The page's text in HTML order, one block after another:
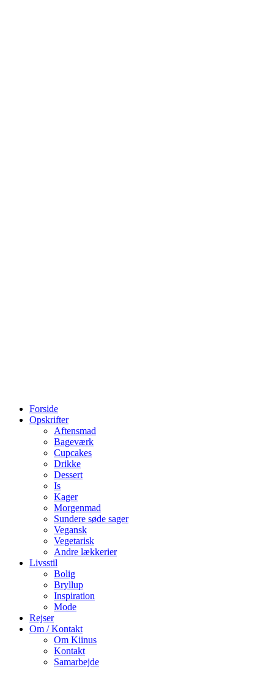
Forside
Opskrifter
Aftensmad
Bageværk
Cupcakes
Drikke
Dessert
Is
Kager
Morgenmad
Sundere søde sager
Vegansk
Vegetarisk
Andre lækkerier
Livsstil
Bolig
Bryllup
Inspiration
Mode
Rejser
Om / Kontakt
Om Kiinus
Kontakt
Samarbejde